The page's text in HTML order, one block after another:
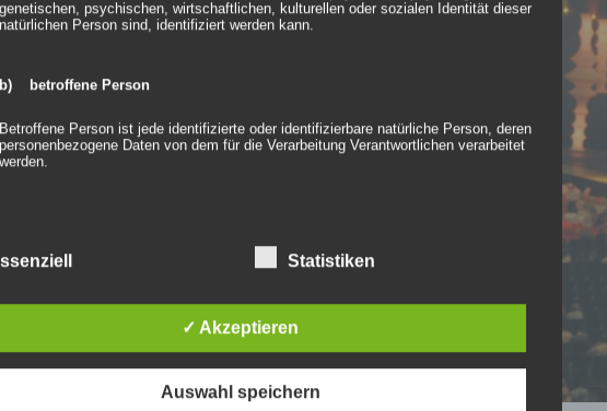
genetischen, psychischen, wirtschaftlichen, kulturellen oder sozialen Identität dieser
natürlichen Person sind, identifiziert werden kann.
b) betroffene Person
Betroffene Person ist jede identifizierte oder identifizierbare natürliche Person, deren
personenbezogene Daten von dem für die Verarbeitung Verantwortlichen verarbeitet
werden.
Verarbeitung ist jeder mit oder ohne Hilfe automatisierter Verfahren ausgeführte
Verwendung, die Offenlegung durch Übermittlung, Verbreitung oder eine andere Form
Statistiken
✓ Akzeptieren
Auswahl speichern